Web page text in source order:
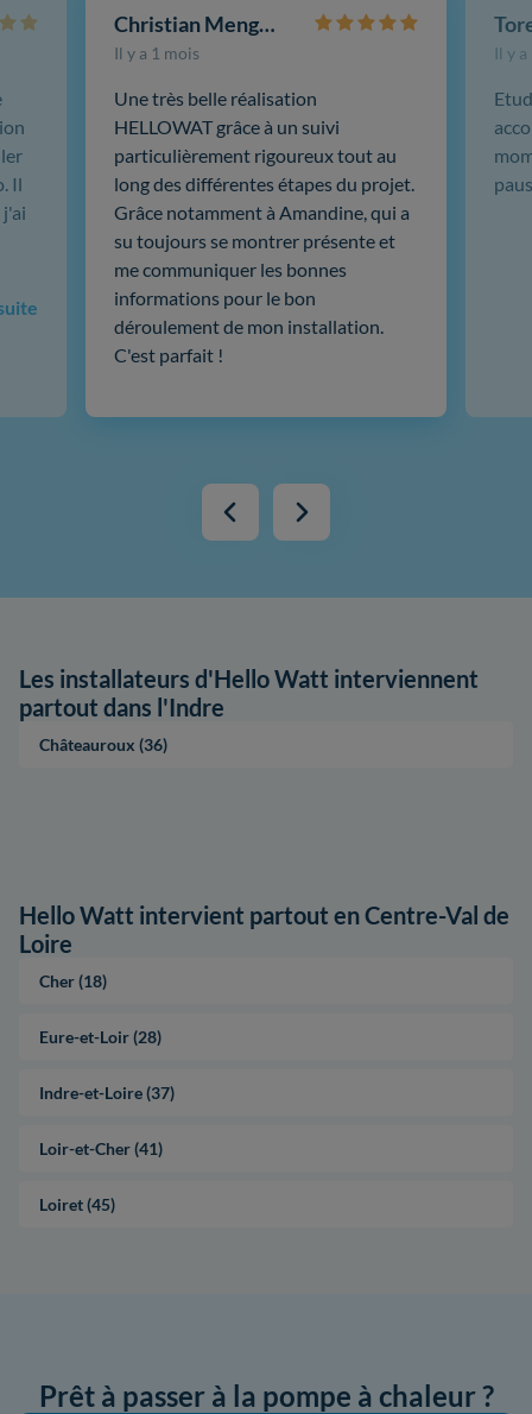
Christian Mengotti
Il y a 1 mois
Une très belle réalisation
HELLOWAT grâce à un suivi
particulièrement rigoureux tout au
long des différentes étapes du projet.
Grâce notamment à Amandine, qui a
su toujours se montrer présente et
me communiquer les bonnes
informations pour le bon
déroulement de mon installation.
C'est parfait !
Il y
Il
Les installateurs d'Hello Watt interviennent
partout dans l'Indre
Châteauroux (36)
Hello Watt intervient partout en Centre-Val de
Loire
Cher (18)
Eure-et-Loir (28)
Indre-et-Loire (37)
Loir-et-Cher (41)
Loiret (45)
Prêt à passer à la pompe à chaleur ?